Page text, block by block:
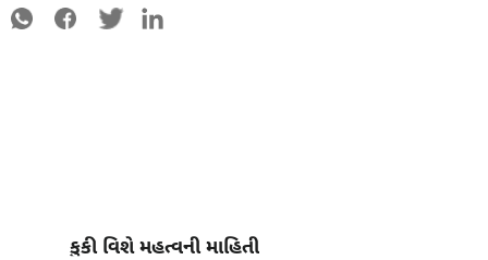
કુકી વિશે મહત્વની માહિતી